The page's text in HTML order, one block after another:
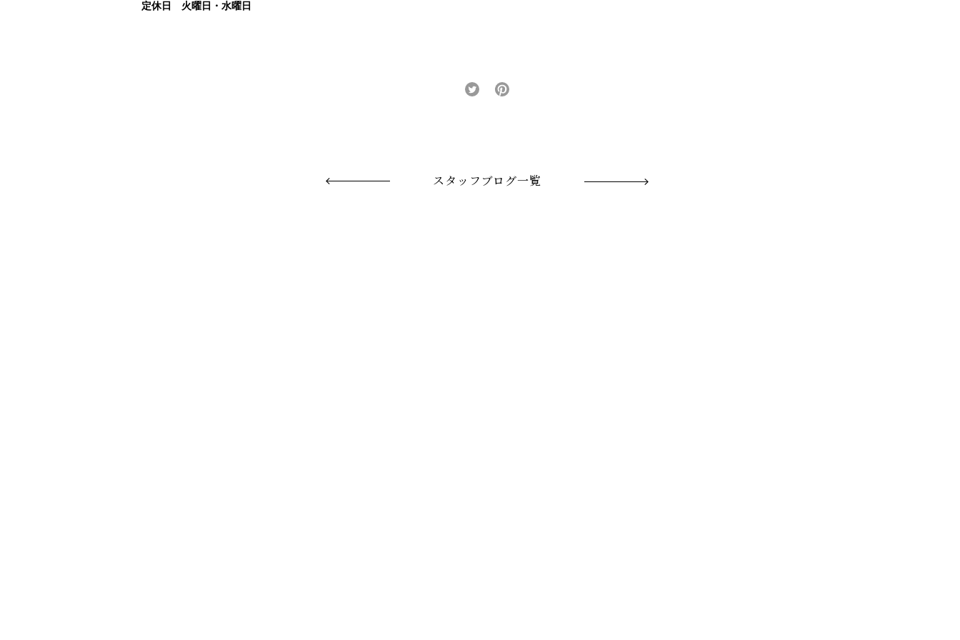
定休日 火曜日・水曜日
スタッフブログ一覧